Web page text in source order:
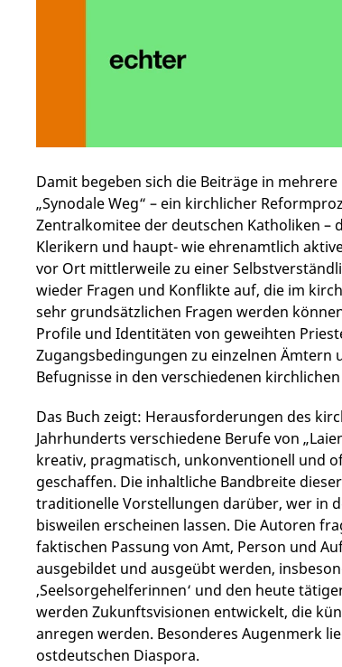
Damit begeben sich die Beiträge in
„Synodale Weg“ – ein kirchlicher
Zentralkomitee der deutschen Katholiken –
Klerikern und haupt- wie ehrenamtlich
vor Ort mittlerweile zu einer
wieder Fragen und Konflikte auf, die im
sehr grundsätzlichen Fragen werden
Profile und Identitäten von geweihten
Zugangsbedingungen zu einzelnen Ämtern
Befugnisse in den verschiedenen
Das Buch zeigt: Herausforderungen des
Jahrhunderts verschiedene Berufe von
kreativ, pragmatisch, unkonventionell und
geschaffen. Die inhaltliche Bandbreite
traditionelle Vorstellungen darüber, wer in
bisweilen erscheinen lassen. Die Autoren
faktischen Passung von Amt, Person und
ausgebildet und ausgeübt werden,
‚Seelsorgehelferinnen‘ und den heute
werden Zukunftsvisionen entwickelt, die
anregen werden. Besonderes Augenmerk
ostdeutschen Diaspora.